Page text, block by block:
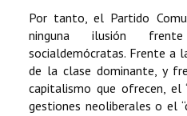
Por tanto, el Partido
ninguna ilusión
socialdemócratas. Frente a
de la clase dominante, y
capitalismo que ofrecen, el
gestiones neoliberales o el